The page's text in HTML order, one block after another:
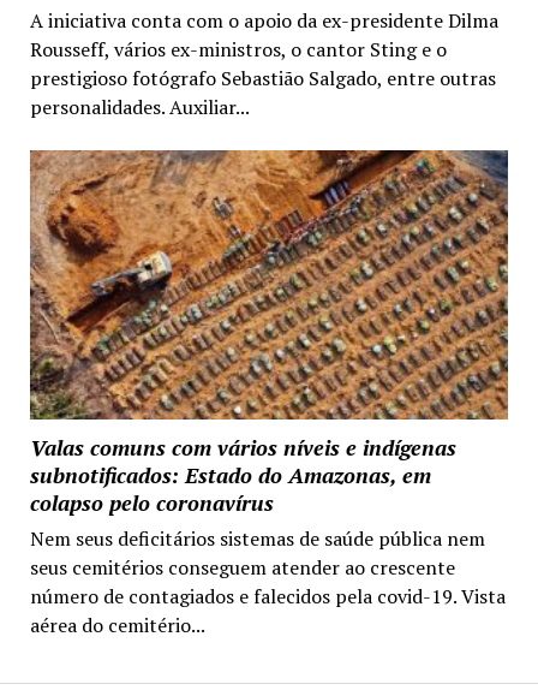
A iniciativa conta com o apoio da ex-presidente Dilma
Rousseff, vários ex-ministros, o cantor Sting e o
prestigioso fotógrafo Sebastião Salgado, entre outras
personalidades. Auxiliar...
Valas comuns com vários níveis e indígenas
subnotificados: Estado do Amazonas, em
colapso pelo coronavírus
Nem seus deficitários sistemas de saúde pública nem
seus cemitérios conseguem atender ao crescente
número de contagiados e falecidos pela covid-19. Vista
aérea do cemitério...